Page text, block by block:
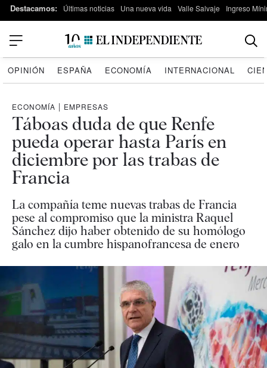
Destacamos: Últimas noticias Una nueva vida Valle Salvaje Ingreso
OPINIÓN ESPAÑA ECONOMÍA INTERNACIONAL
ECONOMÍA | EMPRESAS
Táboas duda de que Renfe
pueda operar hasta París en
diciembre por las trabas de
Francia
La compañía teme nuevas trabas de Francia
pese al compromiso que la ministra Raquel
Sánchez dijo haber obtenido de su homólogo
galo en la cumbre hispanofrancesa de enero